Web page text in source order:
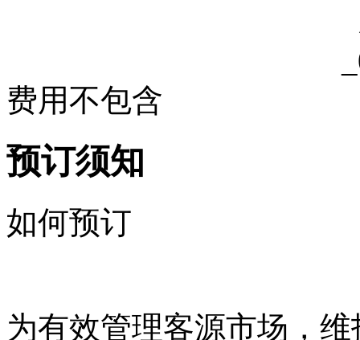
费用不包含
预订须知
如何预订
为有效管理客源市场，